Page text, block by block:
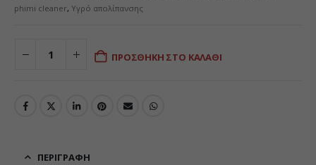
phimi cleaner, Υγρό απολίπανσης
ΠΡΟΣΘΉΚΗ ΣΤΟ ΚΑΛΆΘΙ
ΠΕΡΙΓΡΑΦΉ